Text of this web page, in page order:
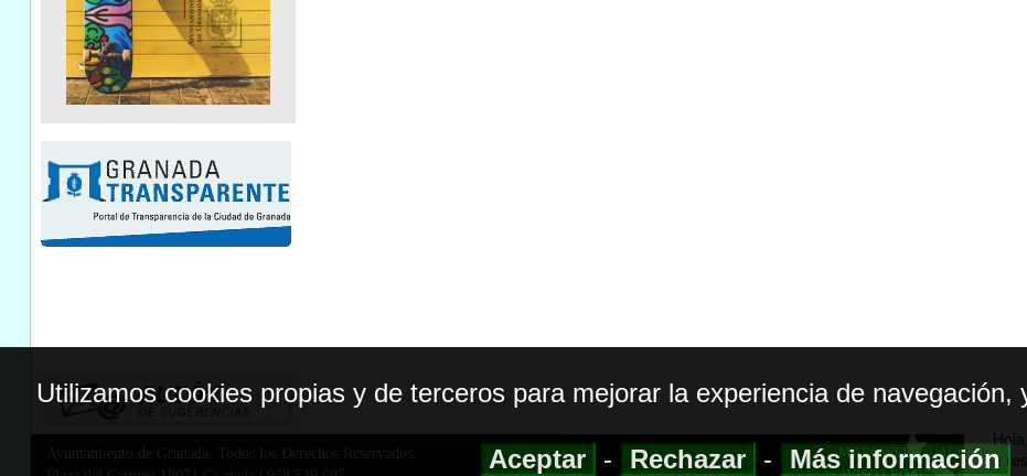
Ayuntamiento de Granada. Todos los Derechos Reservados.
MAPA WEB|
Utilizamos cookies propias y de terceros para mejorar la experiencia de
Aceptar - Rechazar - Más información